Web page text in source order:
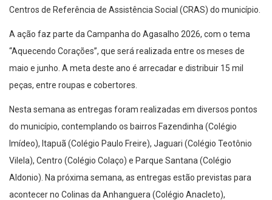
Centros de Referência de Assistência Social (CRAS) do município.
A ação faz parte da Campanha do Agasalho 2026, com o tema
‘‘Aquecendo Corações’’, que será realizada entre os meses de
maio e junho. A meta deste ano é arrecadar e distribuir 15 mil
peças, entre roupas e cobertores.
Nesta semana as entregas foram realizadas em diversos pontos
do município, contemplando os bairros Fazendinha (Colégio
Imídeo), Itapuã (Colégio Paulo Freire), Jaguari (Colégio Teotônio
Vilela), Centro (Colégio Colaço) e Parque Santana (Colégio
Aldonio). Na próxima semana, as entregas estão previstas para
acontecer no Colinas da Anhanguera (Colégio Anacleto),